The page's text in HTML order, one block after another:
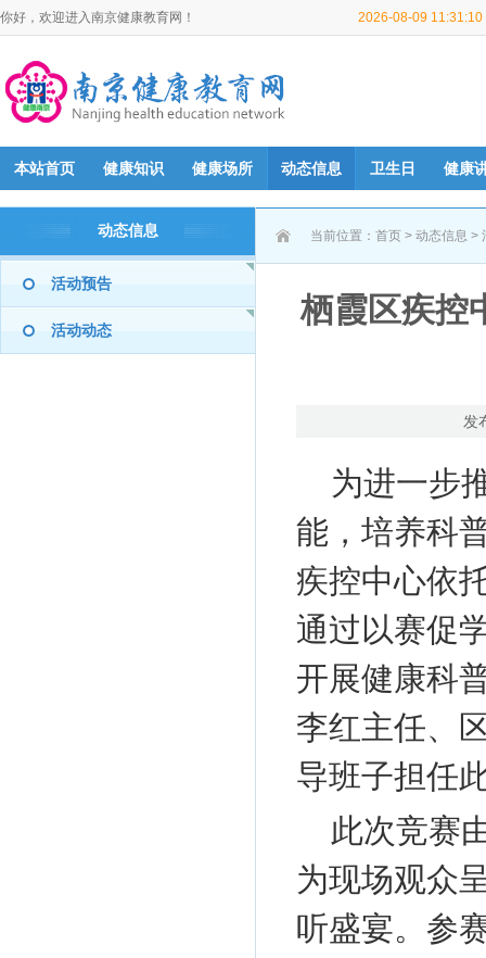
你好，欢迎进入南京健康教育网！ 2026-08-09 11:31:11
本站首页 健康知识 健康场所 动态信息 卫生日 健康
动态信息
活动预告
活动动态
当前位置： 首页 > 动态信息 >
栖霞区疾控
发
为进一步
能，培养科
疾控中心依
通过以赛促
开展健康科
李红主任、
导班子担任
此次竞赛
为现场观众
听盛宴。参